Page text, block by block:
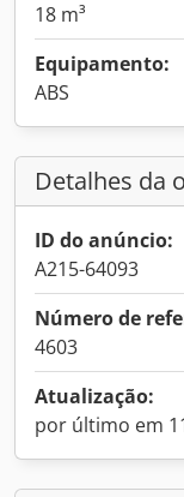
18 m³
Equipamento:
ABS
Detalhes da
ID do anúncio:
A215-64093
Número de
4603
Atualização:
por último em